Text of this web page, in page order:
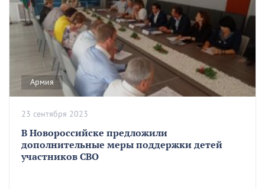
Армия
В Новороссийске предложили
дополнительные меры поддержки детей
участников СВО
23 сентября 2023